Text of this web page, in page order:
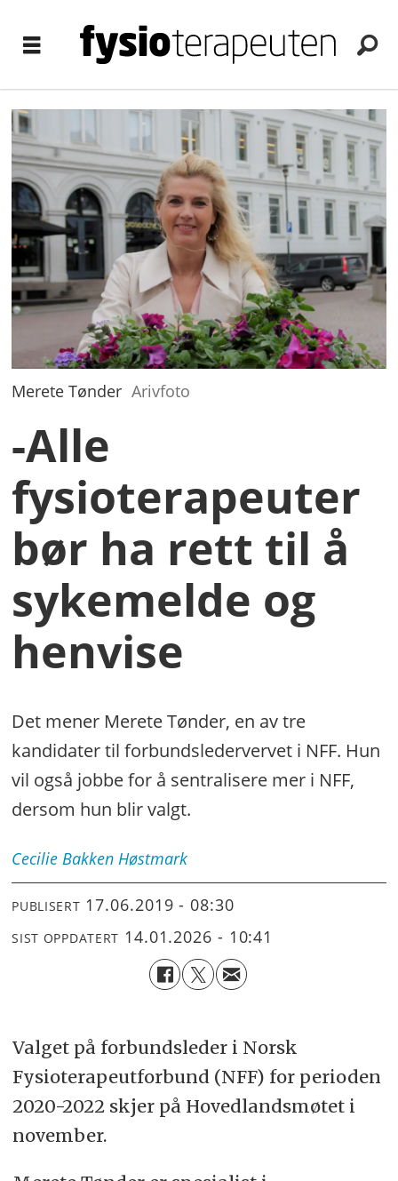
Merete Tønder Arivfoto
-Alle
fysioterapeuter
bør ha rett til å
sykemelde og
henvise
Det mener Merete Tønder, en av tre
kandidater til forbundsledervervet i NFF. Hun
vil også jobbe for å sentralisere mer i NFF,
dersom hun blir valgt.
Cecilie Bakken Høstmark
PUBLISERT 17.06.2019 - 08:30
SIST OPPDATERT 14.01.2026 - 10:41
Valget på forbundsleder i Norsk
Fysioterapeutforbund (NFF) for perioden
2020-2022 skjer på Hovedlandsmøtet i
november.